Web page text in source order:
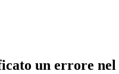
un errore